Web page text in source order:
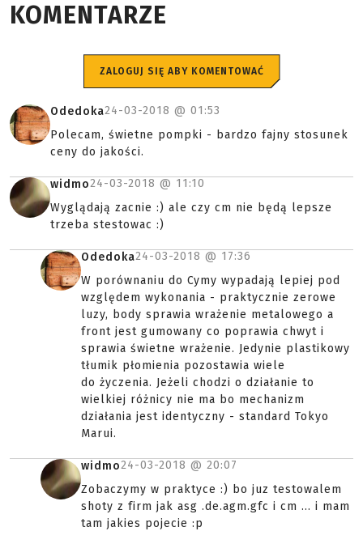
KOMENTARZE
ZALOGUJ SIĘ ABY KOMENTOWAĆ
Odedoka24-03-2018 @ 01:53
Polecam, świetne pompki - bardzo fajny stosunek
ceny do jakości.
widmo24-03-2018 @ 11:10
Wyglądają zacnie :) ale czy cm nie będą lepsze
trzeba stestowac :)
Odedoka24-03-2018 @ 17:36
W porównaniu do Cymy wypadają lepiej pod
względem wykonania - praktycznie zerowe
luzy, body sprawia wrażenie metalowego a
front jest gumowany co poprawia chwyt i
sprawia świetne wrażenie. Jedynie plastikowy
tłumik płomienia pozostawia wiele
do życzenia. Jeżeli chodzi o działanie to
wielkiej różnicy nie ma bo mechanizm
działania jest identyczny - standard Tokyo
Marui.
widmo24-03-2018 @ 20:07
Zobaczymy w praktyce :) bo juz testowalem
shoty z firm jak asg .de.agm.gfc i cm ... i mam
tam jakies pojecie :p